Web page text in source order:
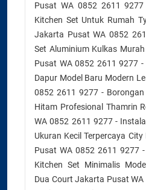
Pusat WA 0852 2611
Kitchen Set Untuk Rumah
Jakarta Pusat WA 0852
Set Aluminium Kulkas
Pusat WA 0852 2611 9277
Dapur Model Baru Modern
0852 2611 9277 -
Hitam Profesional Thamrin
WA 0852 2611 9277 -
Ukuran Kecil Terpercaya
Pusat WA 0852 2611 9277
Kitchen Set Minimalis
Dua Court Jakarta Pusat